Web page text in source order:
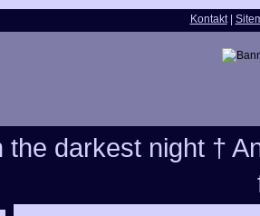
Kontakt
the darkest night †